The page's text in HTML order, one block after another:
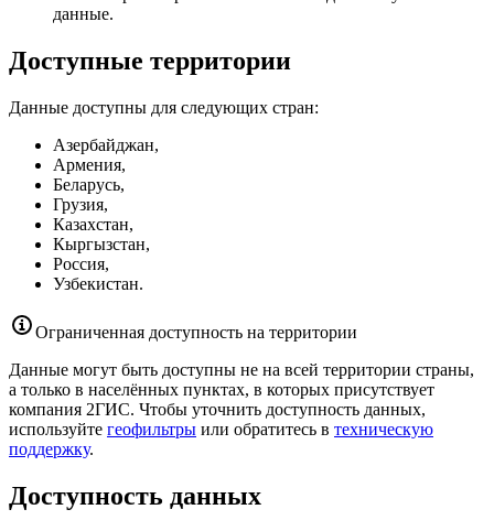
данные.
Доступные территории
Данные доступны для следующих стран:
Азербайджан,
Армения,
Беларусь,
Грузия,
Казахстан,
Кыргызстан,
Россия,
Узбекистан.
Ограниченная доступность на территории
Данные могут быть доступны не на всей территории страны,
а только в населённых пунктах, в которых присутствует
компания 2ГИС. Чтобы уточнить доступность данных,
используйте геофильтры или обратитесь в техническую
поддержку.
Доступность данных